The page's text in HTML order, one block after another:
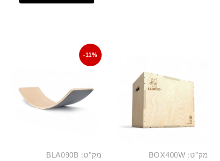
מק"ט: BOX400W
-11%
מק"ט: BLA090B